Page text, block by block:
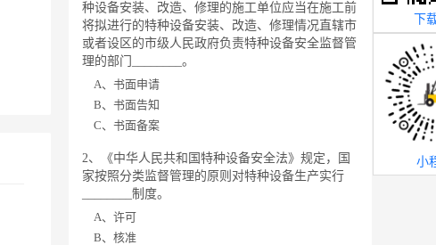
种设备安装、改造、修理的施工单位应当在施工前
将拟进行的特种设备安装、改造、修理情况直辖市
或者设区的市级人民政府负责特种设备安全监督管
理的部门________。
A、书面申请
B、书面告知
C、书面备案
2、《中华人民共和国特种设备安全法》规定，国
家按照分类监督管理的原则对特种设备生产实行
________制度。
A、许可
B、核准
下
小